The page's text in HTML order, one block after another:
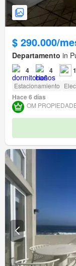
$ 290.000/
Departamento in
4 4
Estacionamiento
Hace 6 días
OM